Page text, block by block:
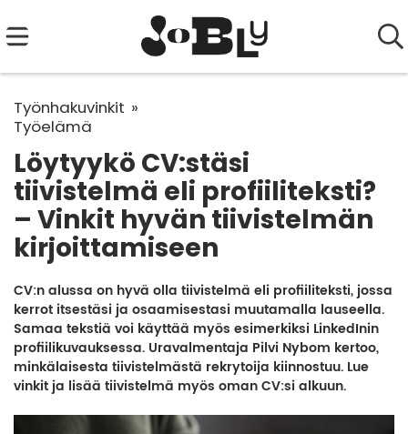
Työnhakuvinkit
Työelämä
Löytyykö CV:stäsi
tiivistelmä eli profiiliteksti?
– Vinkit hyvän tiivistelmän
kirjoittamiseen
CV:n alussa on hyvä olla tiivistelmä eli profiiliteksti, jossa
kerrot itsestäsi ja osaamisestasi muutamalla lauseella.
Samaa tekstiä voi käyttää myös esimerkiksi LinkedInin
profiilikuvauksessa. Uravalmentaja Pilvi Nybom kertoo,
minkälaisesta tiivistelmästä rekrytoija kiinnostuu. Lue
vinkit ja lisää tiivistelmä myös oman CV:si alkuun.